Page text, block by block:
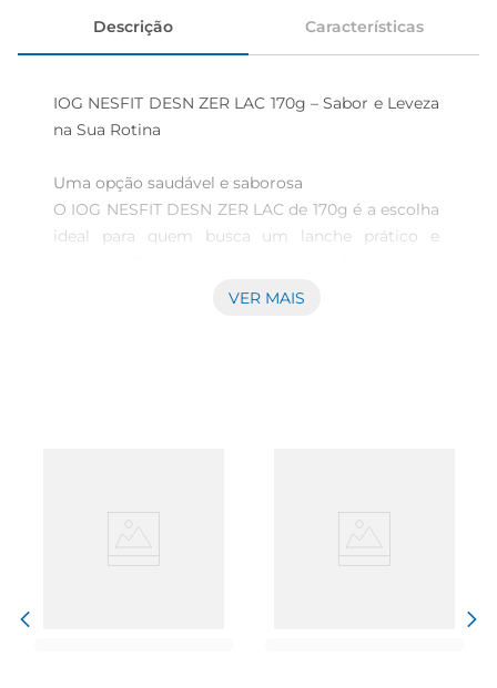
Descrição Características
IOG NESFIT DESN ZER LAC 170g – Sabor e Leveza
na Sua Rotina
Uma opção saudável e saborosa
O IOG NESFIT DESN ZER LAC de 170g é a escolha
ideal para quem busca um lanche prático e
este iogurte é perfeito para complementar sua
intolerância à lactose ou deseja reduzir a ingestão
VER MAIS